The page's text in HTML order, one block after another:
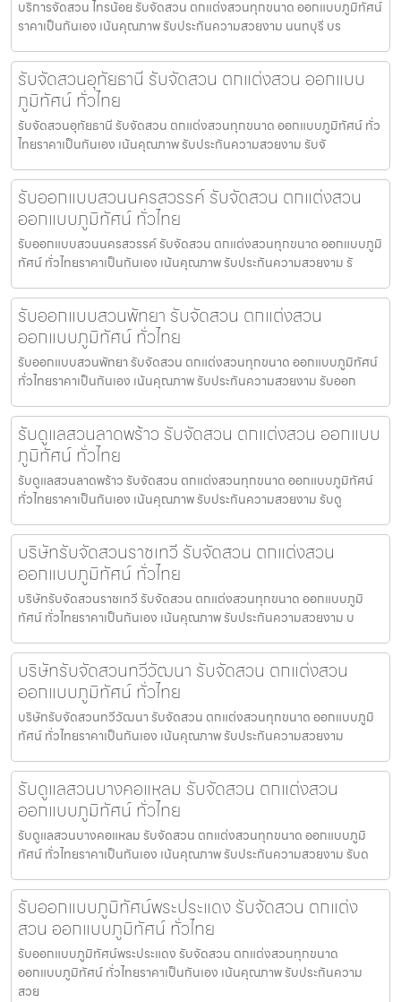
บริการจัดสวน ไทรน้อย รับจัดสวน ตกแต่งสวนทุกขนาด ออกแบบภูมิทัศน์
ราคาเป็นกันเอง เน้นคุณภาพ รับประกันความสวยงาม นนทบุรี บร
รับจัดสวนอุทัยธานี รับจัดสวน ตกแต่งสวน ออกแบบ
ภูมิทัศน์ ทั่วไทย
รับจัดสวนอุทัยธานี รับจัดสวน ตกแต่งสวนทุกขนาด ออกแบบภูมิทัศน์ ทั่ว
ไทยราคาเป็นกันเอง เน้นคุณภาพ รับประกันความสวยงาม รับจั
รับออกแบบสวนนครสวรรค์ รับจัดสวน ตกแต่งสวน
ออกแบบภูมิทัศน์ ทั่วไทย
รับออกแบบสวนนครสวรรค์ รับจัดสวน ตกแต่งสวนทุกขนาด ออกแบบภูมิ
ทัศน์ ทั่วไทยราคาเป็นกันเอง เน้นคุณภาพ รับประกันความสวยงาม รั
รับออกแบบสวนพัทยา รับจัดสวน ตกแต่งสวน
ออกแบบภูมิทัศน์ ทั่วไทย
รับออกแบบสวนพัทยา รับจัดสวน ตกแต่งสวนทุกขนาด ออกแบบภูมิทัศน์
ทั่วไทยราคาเป็นกันเอง เน้นคุณภาพ รับประกันความสวยงาม รับออก
รับดูแลสวนลาดพร้าว รับจัดสวน ตกแต่งสวน ออกแบบ
ภูมิทัศน์ ทั่วไทย
รับดูแลสวนลาดพร้าว รับจัดสวน ตกแต่งสวนทุกขนาด ออกแบบภูมิทัศน์
ทั่วไทยราคาเป็นกันเอง เน้นคุณภาพ รับประกันความสวยงาม รับดู
บริษัทรับจัดสวนราชเทวี รับจัดสวน ตกแต่งสวน
ออกแบบภูมิทัศน์ ทั่วไทย
บริษัทรับจัดสวนราชเทวี รับจัดสวน ตกแต่งสวนทุกขนาด ออกแบบภูมิ
ทัศน์ ทั่วไทยราคาเป็นกันเอง เน้นคุณภาพ รับประกันความสวยงาม บ
บริษัทรับจัดสวนทวีวัฒนา รับจัดสวน ตกแต่งสวน
ออกแบบภูมิทัศน์ ทั่วไทย
บริษัทรับจัดสวนทวีวัฒนา รับจัดสวน ตกแต่งสวนทุกขนาด ออกแบบภูมิ
ทัศน์ ทั่วไทยราคาเป็นกันเอง เน้นคุณภาพ รับประกันความสวยงาม
รับดูแลสวนบางคอแหลม รับจัดสวน ตกแต่งสวน
ออกแบบภูมิทัศน์ ทั่วไทย
รับดูแลสวนบางคอแหลม รับจัดสวน ตกแต่งสวนทุกขนาด ออกแบบภูมิ
ทัศน์ ทั่วไทยราคาเป็นกันเอง เน้นคุณภาพ รับประกันความสวยงาม รับด
รับออกแบบภูมิทัศน์พระประแดง รับจัดสวน ตกแต่ง
สวน ออกแบบภูมิทัศน์ ทั่วไทย
รับออกแบบภูมิทัศน์พระประแดง รับจัดสวน ตกแต่งสวนทุกขนาด
ออกแบบภูมิทัศน์ ทั่วไทยราคาเป็นกันเอง เน้นคุณภาพ รับประกันความ
สวย